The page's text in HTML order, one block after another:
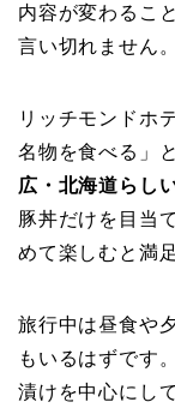
内容が変わるこ
言い切れません。
リッチモンドホ
名物を食べる」
広・北海道らし
豚丼だけを目当
めて楽しむと満
旅行中は昼食や
もいるはずです
漬けを中心にし